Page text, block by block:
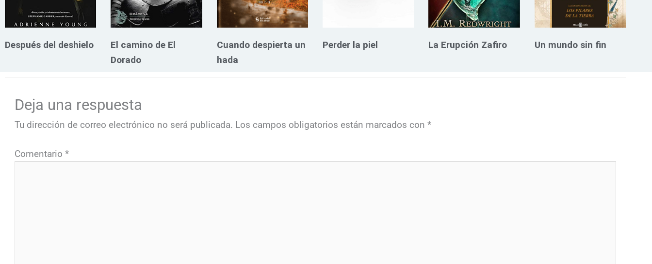
Después del deshielo
El camino de El
Dorado
Cuando despierta un
hada
Perder la piel La Erupción Zafiro Un mundo sin fin
Deja una respuesta
Tu dirección de correo electrónico no será publicada. Los campos obligatorios están marcados con *
Comentario *